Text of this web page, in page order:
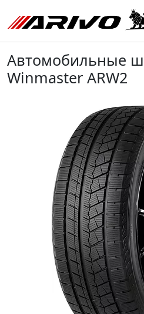
Автомобильные
Winmaster ARW2